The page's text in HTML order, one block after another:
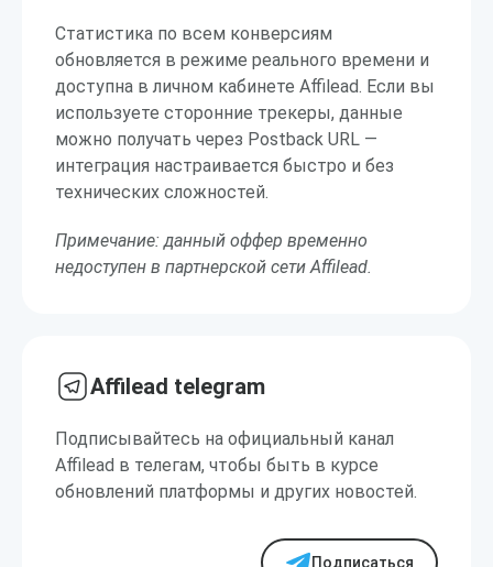
Статистика по всем конверсиям
обновляется в режиме реального времени и
доступна в личном кабинете Affilead. Если вы
используете сторонние трекеры, данные
можно получать через Postback URL —
интеграция настраивается быстро и без
технических сложностей.
Примечание: данный оффер временно
недоступен в партнерской сети Affilead.
Affilead telegram
Подписывайтесь на официальный канал
Affilead в телегам, чтобы быть в курсе
обновлений платформы и других новостей.
Подписаться